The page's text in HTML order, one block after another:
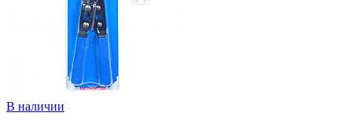
В наличии